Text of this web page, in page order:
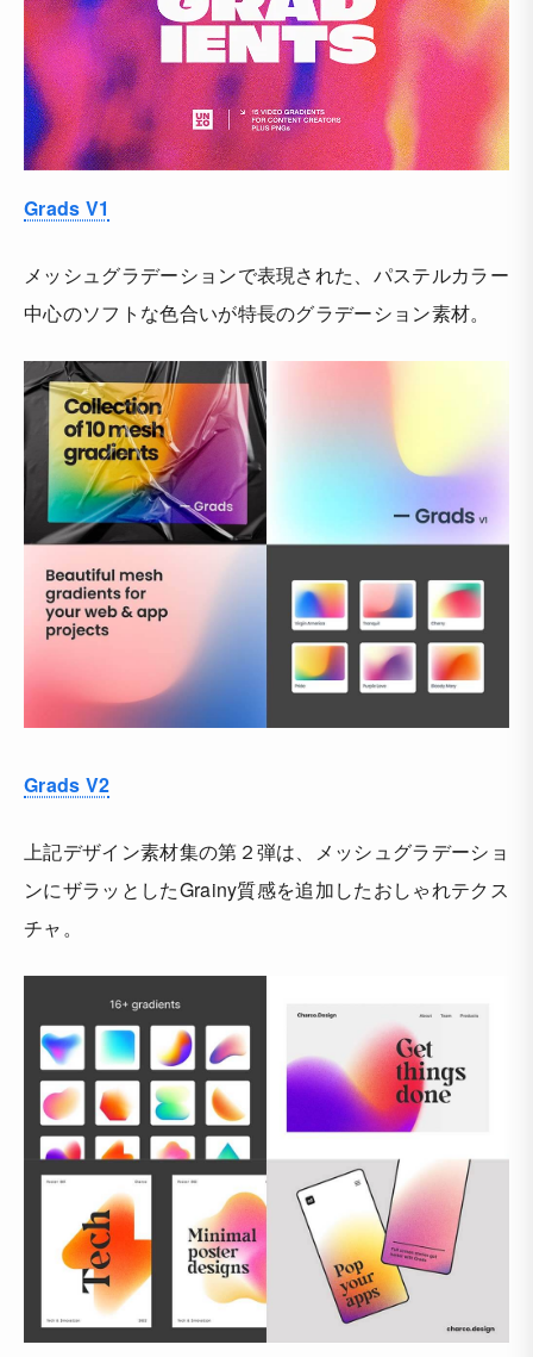
Grads V1
メッシュグラデーションで表現された、パステルカラー
中心のソフトな色合いが特長のグラデーション素材。
Grads V2
上記デザイン素材集の第２弾は、メッシュグラデーショ
ンにザラッとしたGrainy質感を追加したおしゃれテクス
チャ。